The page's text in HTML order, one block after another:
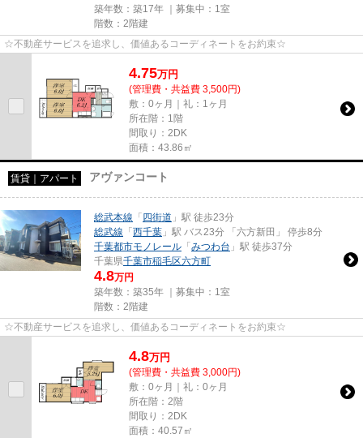
築年数：築17年 ｜募集中： 1室
階数：2階建
☆不動産サービスを追求し、価値あるコーディネートをお約束☆
4.75万円
(管理費・共益費 3,500円)
敷：0ヶ月｜礼：1ヶ月
所在階：1階
間取り：2DK
面積：43.86㎡
賃貸｜アパート アヴァンコート
総武本線 「四街道 」駅 徒歩23分
総武線 「西千葉 」駅 バス23分 「六方新田」 停歩8分
千葉都市モノレール 「みつわ台 」駅 徒歩37分
千葉県千葉市稲毛区六方町
4.8万円
築年数：築35年 ｜募集中： 1室
階数：2階建
☆不動産サービスを追求し、価値あるコーディネートをお約束☆
4.8万円
(管理費・共益費 3,000円)
敷：0ヶ月｜礼：0ヶ月
所在階：2階
間取り：2DK
面積：40.57㎡